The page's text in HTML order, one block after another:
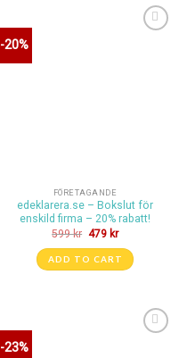
-20%
FÖRETAGANDE
edeklarera.se – Bokslut för
enskild firma – 20% rabatt!
599kr 479 kr
ADD TO CART
-23%